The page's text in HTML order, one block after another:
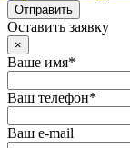
Отправить
Оставить заявку
×
Ваше имя*
Ваш телефон*
Ваш e-mail